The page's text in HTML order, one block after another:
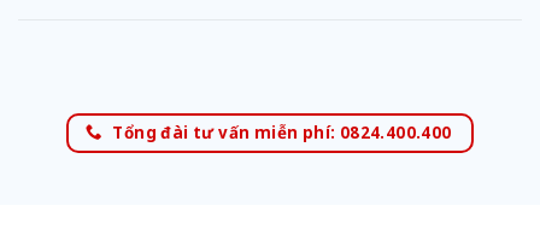
Tổng đài tư vấn miễn phí: 0824.400.400